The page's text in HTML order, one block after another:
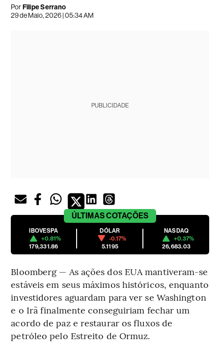
PorFilipe Serrano
29 de Maio, 2026 | 05:34 AM
PUBLICIDADE
ÚLTIMASCOTAÇÕES
IBOVESPA
+0.81%
179,331.86
DÓLAR
-0.17%
5.1195
NASDAQ
+0.37%
26,683.03
Bloomberg — As ações dos EUA mantiveram-se
estáveis em seus máximos históricos, enquanto
investidores aguardam para ver se Washington
e o Irã finalmente conseguiriam fechar um
acordo de paz e restaurar os fluxos de
petróleo pelo Estreito de Ormuz.